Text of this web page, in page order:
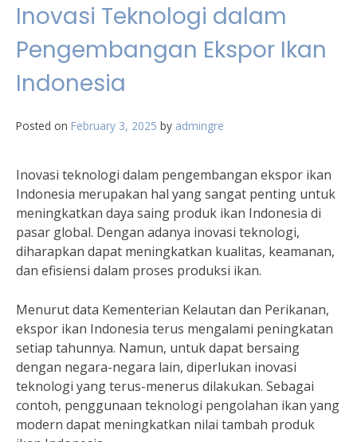
Inovasi Teknologi dalam
Pengembangan Ekspor Ikan
Indonesia
Posted on February 3, 2025 by admingre
Inovasi teknologi dalam pengembangan ekspor ikan
Indonesia merupakan hal yang sangat penting untuk
meningkatkan daya saing produk ikan Indonesia di
pasar global. Dengan adanya inovasi teknologi,
diharapkan dapat meningkatkan kualitas, keamanan,
dan efisiensi dalam proses produksi ikan.
Menurut data Kementerian Kelautan dan Perikanan,
ekspor ikan Indonesia terus mengalami peningkatan
setiap tahunnya. Namun, untuk dapat bersaing
dengan negara-negara lain, diperlukan inovasi
teknologi yang terus-menerus dilakukan. Sebagai
contoh, penggunaan teknologi pengolahan ikan yang
modern dapat meningkatkan nilai tambah produk